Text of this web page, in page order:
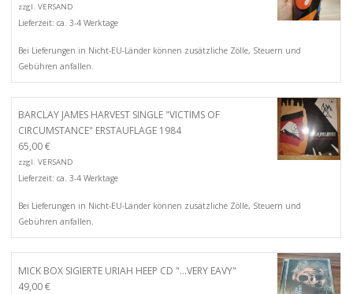
zzgl. VERSAND
Lieferzeit: ca. 3-4 Werktage
Bei Lieferungen in Nicht-EU-Länder können zusätzliche Zölle, Steuern und
Gebühren anfallen.
BARCLAY JAMES HARVEST SINGLE "VICTIMS OF
CIRCUMSTANCE" ERSTAUFLAGE 1984
65,00€
zzgl. VERSAND
Lieferzeit: ca. 3-4 Werktage
Bei Lieferungen in Nicht-EU-Länder können zusätzliche Zölle, Steuern und
Gebühren anfallen.
MICK BOX SIGIERTE URIAH HEEP CD "...VERY EAVY"
49,00€